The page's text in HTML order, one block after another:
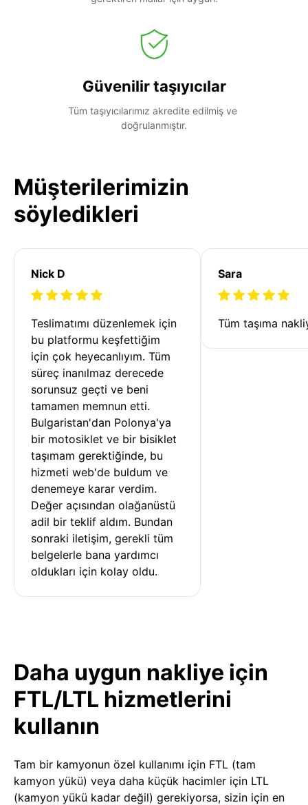
Güvenilir taşıyıcılar
Tüm taşıyıcılarımız akredite edilmiş ve
doğrulanmıştır.
Müşterilerimizin
söyledikleri
Nick D
Teslimatımı düzenlemek için
bu platformu keşfettiğim
için çok heyecanlıyım. Tüm
süreç inanılmaz derecede
sorunsuz geçti ve beni
tamamen memnun etti.
Bulgaristan'dan Polonya'ya
bir motosiklet ve bir bisiklet
taşımam gerektiğinde, bu
hizmeti web'de buldum ve
denemeye karar verdim.
Değer açısından olağanüstü
adil bir teklif aldım. Bundan
sonraki iletişim, gerekli tüm
belgelerle bana yardımcı
oldukları için kolay oldu.
Sara
Tüm taşıma
Daha uygun nakliye için
FTL/LTL hizmetlerini
kullanın
Tam bir kamyonun özel kullanımı için FTL (tam
kamyon yükü) veya daha küçük hacimler için LTL
(kamyon yükü kadar değil) gerekiyorsa, sizin için en